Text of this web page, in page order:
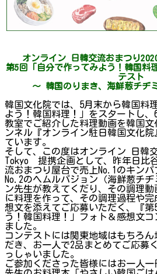
オンライン 日韓交流おまつり
第5回「自分で作ってみよう！韓国料
テスト
～ 韓国のりまき、海鮮葱チヂ
韓国文化院では、5月末から韓国料
よう！韓国料理！」をスタートし
教室でご紹介した料理動画を韓国文
ンネル『オンライン駐日韓国文化
ています。
そして、この度はオンライン 日韓
Tokyo 提携企画として、昨年日比
流おまつり屋台で売上No.1のキン
No.2のヘムルパジョン（海鮮葱チヂ
ン先生が教えてくだり、その調理
に料理を作って、その調理過程や
想文を添えてご応募いただく、『第
う！韓国料理！」フォト＆感想文
ました。
コンテストには関東地域はもちろ
だき、お一人で2品まとめてご応募
っしゃいました。
ご参加くださった皆様にはお一人